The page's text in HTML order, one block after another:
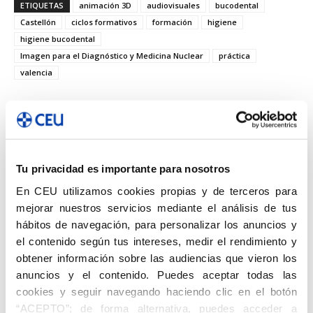
Tu privacidad es importante para nosotros
En CEU utilizamos cookies propias y de terceros para
mejorar nuestros servicios mediante el análisis de tus
hábitos de navegación, para personalizar los anuncios y
el contenido según tus intereses, medir el rendimiento y
obtener información sobre las audiencias que vieron los
anuncios y el contenido. Puedes aceptar todas las
cookies y seguir navegando haciendo clic en el botón
“ACEPTO”; de forma alternativa, puedes acceder a
ETIQUETAS animación 3D audiovisuales
bucodental
Castellón
ciclos formativos formación
higiene
higiene bucodental
Imagen para el Diagnóstico y Medicina Nuclear
práctica
valencia
«La empatía y profesionalidad
con el paciente son clave en la
19º Congreso Internacional de
Estudiantes (CIE)